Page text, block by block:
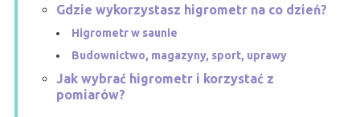
Gdzie wykorzystasz higrometr na co dzień?
Higrometr w saunie
Budownictwo, magazyny, sport, uprawy
Jak wybrać higrometr i korzystać z
pomiarów?